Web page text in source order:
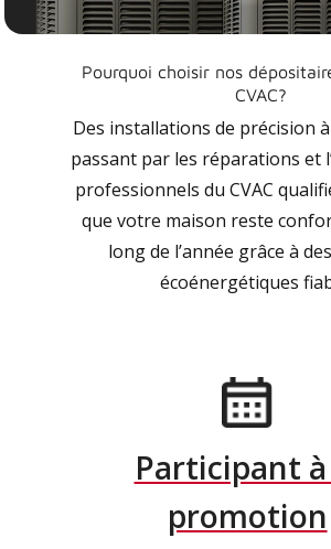
Pourquoi choisir nos
CVAC?
Des installations de précision
passant par les réparations et
professionnels du CVAC
que votre maison reste
long de l’année grâce à
écoénergétiques
Participant
promotion